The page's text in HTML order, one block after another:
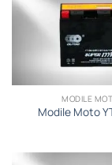
MODILE
Modile Moto